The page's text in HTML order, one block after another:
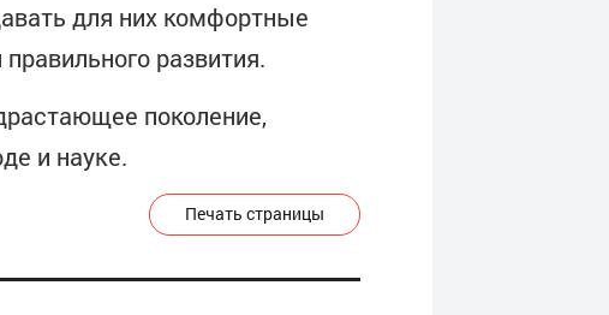
для них комфортные
развития.
поколение,
и науке.
Печать страницы